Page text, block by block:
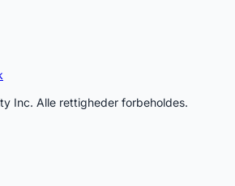
Inc. Alle rettigheder forbeholdes.